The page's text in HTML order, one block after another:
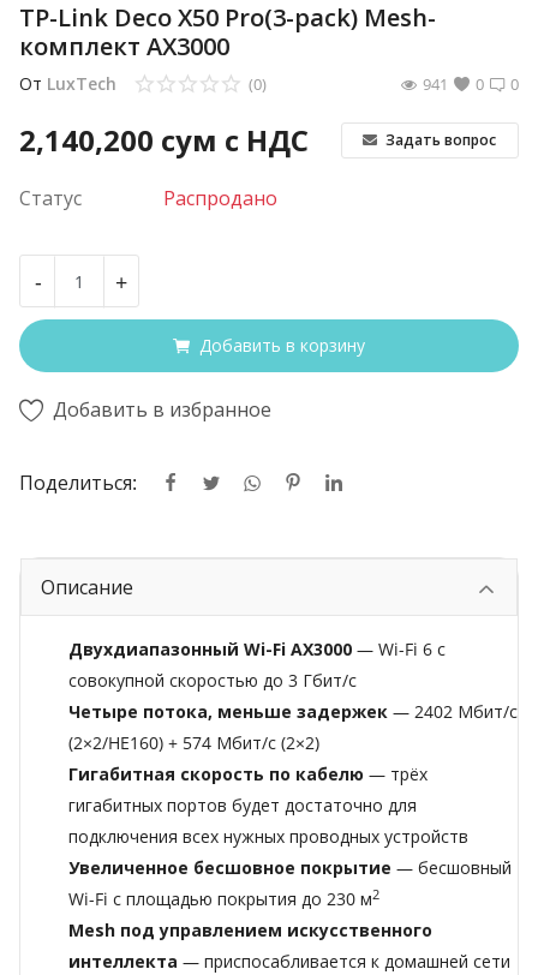
TP-Link Deco X50 Pro(3-pack) Mesh-
комплект AX3000
От LuxTech 0
(0) 0
941
2,140,200 сум с НДС Задать вопрос
Статус Распродано
- +
Добавить в корзину
Добавить в избранное
Поделиться:
Описание
Двухдиапазонный Wi-Fi AX3000 — Wi-Fi 6 с
совокупной скоростью до 3 Гбит/с
Четыре потока, меньше задержек — 2402 Мбит/с
(2×2/HE160) + 574 Мбит/с (2×2)
Гигабитная скорость по кабелю — трёх
гигабитных портов будет достаточно для
подключения всех нужных проводных устройств
Увеличенное бесшовное покрытие — бесшовный
Wi-Fi с площадью покрытия до 230 м2
Mesh под управлением искусственного
интеллекта — приспосабливается к домашней сети